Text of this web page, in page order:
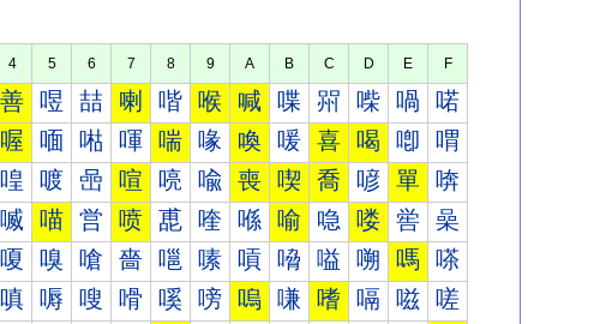
4 5 6 7 8 9 A B C D E F
善 喅 喆 喇 喈 喉 喊 喋 喌 喍 喎 喏
喔 喕 喖 喗 喘 喙 喚 喛 喜 喝 喞 喟
喤 喥 喦 喧 喨 喩 喪 喫 喬 喭 單 喯
喴 喵 営 喷 喸 喹 喺 喻 喼 喽 喾 喿
嗄 嗅 嗆 嗇 嗈 嗉 嗊 嗋 嗌 嗍 嗎 嗏
嗔 嗕 嗖 嗗 嗘 嗙 嗚 嗛 嗜 嗝 嗞 嗟